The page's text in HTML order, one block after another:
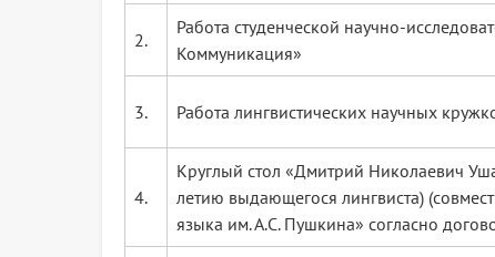
2.
Работа студенческой научно-
Коммуникация»
3. Работа лингвистических научных
4.
Круглый стол «Дмитрий Николаевич
летию выдающегося лингвиста)
языка им. А.С. Пушкина» согласно